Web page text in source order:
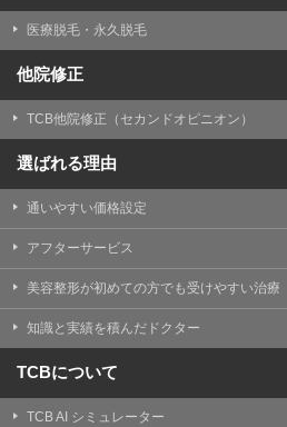
医療脱毛・永久脱毛
他院修正
TCB他院修正（セカンドオピニオン）
選ばれる理由
通いやすい価格設定
アフターサービス
美容整形が初めての方でも受けやすい治療
知識と実績を積んだドクター
TCBについて
TCB AI シミュレーター